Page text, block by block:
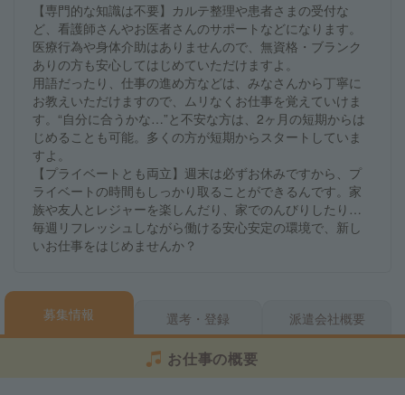
【専門的な知識は不要】カルテ整理や患者さまの受付な
ど、看護師さんやお医者さんのサポートなどになります。
医療行為や身体介助はありませんので、無資格・ブランク
ありの方も安心してはじめていただけますよ。
用語だったり、仕事の進め方などは、みなさんから丁寧に
お教えいただけますので、ムリなくお仕事を覚えていけま
す。“自分に合うかな…”と不安な方は、2ヶ月の短期からは
じめることも可能。多くの方が短期からスタートしていま
すよ。
【プライベートとも両立】週末は必ずお休みですから、プ
ライベートの時間もしっかり取ることができるんです。家
族や友人とレジャーを楽しんだり、家でのんびりしたり…
毎週リフレッシュしながら働ける安心安定の環境で、新し
いお仕事をはじめませんか？
募集情報 選考・登録 派遣会社概要
お仕事の概要